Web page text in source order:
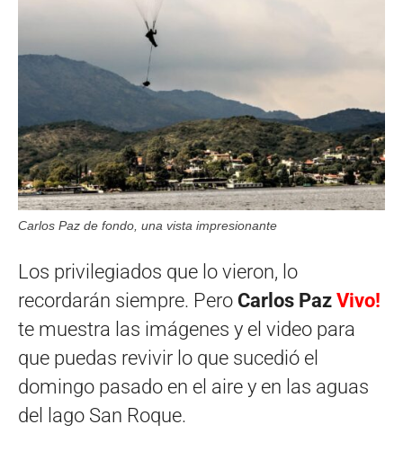
Carlos Paz de fondo, una vista impresionante
Los privilegiados que lo vieron, lo
recordarán siempre. Pero Carlos Paz Vivo!
te muestra las imágenes y el video para
que puedas revivir lo que sucedió el
domingo pasado en el aire y en las aguas
del lago San Roque.